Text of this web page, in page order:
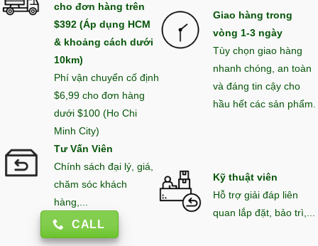
cho đơn hàng trên
$392 (Áp dụng HCM
& khoảng cách dưới
10km)
Phí vận chuyển cố định
$6,99 cho đơn hàng
dưới $100 (Ho Chi
Minh City)
Giao hàng trong
vòng 1-3 ngày
Tùy chọn giao hàng
nhanh chóng, an toàn
và đáng tin cậy cho
hầu hết các sản phẩm.
Tư Vấn Viên
Chính sách đại lý, giá,
chăm sóc khách
hàng,...
CALL
Kỹ thuật viên
Hỗ trợ giải đáp liên
quan lắp đặt, bảo trì,...